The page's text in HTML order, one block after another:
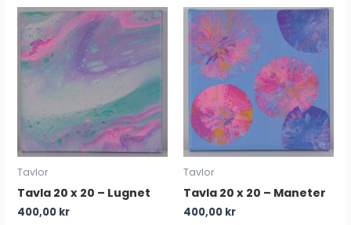
Tavlor
Tavla 20 x 20 – Lugnet
400,00 kr
Tavlor
Tavla 20 x 20 – Maneter
400,00 kr